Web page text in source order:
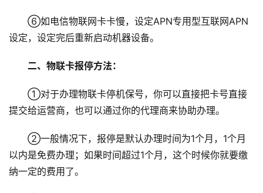
⑥如电信物联网卡卡慢，设定APN专用型互联网APN
设定，设定完后重新启动机器设备。
二、物联卡报停方法：
①对于办理物联卡停机保号，你可以直接把卡号直接
提交给运营商，也可以通过你的代理商来协助办理。
②一般情况下，报停是默认办理时间为1个月，1个月
以内是免费办理；如果时间超过1个月，这个时候你就要缴
纳一定的费用了。